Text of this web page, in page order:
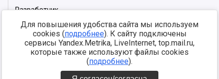
Разработчик
2026
Мы в социальных
сетях:
Для повышения удобства сайта мы используем
cookies (подробнее). К сайту подключены
сервисы Yandex.Metrika, LiveInternet, top.mail.ru,
которые также используют файлы cookies
(подробнее).